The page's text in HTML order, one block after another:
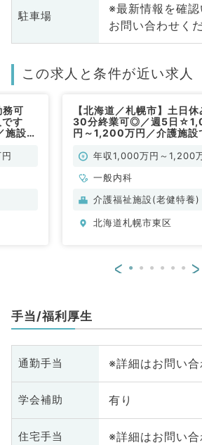
駐車場
※最新情報を確
お問い合わせく
この求人と条件が近い求人
可
す
設往
【北海道／札幌市】土日
30分終業可◎／週5日
円～1,200万円／介護施設
勤）年収1,000万円～1,200
一般内科
介護福祉施設(老健特養)
北海道札幌市東区
< >
手当/福利厚生
通勤手当 ※詳細はお問い
学会補助 有り
住宅手当 ※詳細はお問い